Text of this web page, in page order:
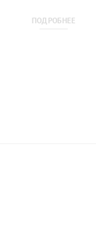
ПОДРОБНЕЕ